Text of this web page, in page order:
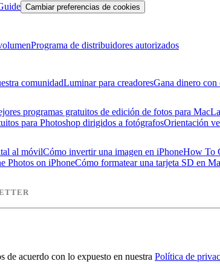
Cambiar preferencias de cookies
Programa de distribuidores autorizados
comunidadLuminar para creadoresGana dinero
programas gratuitos de edición de fotos para Mac
para Photoshop dirigidos a fotógrafosOrientación
al móvilCómo invertir una imagen en iPhoneHow To
Photos on iPhoneCómo formatear una tarjeta SD en
de acuerdo con lo expuesto en nuestra Política de